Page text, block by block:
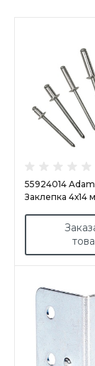
55924014
Заклепка 4х14